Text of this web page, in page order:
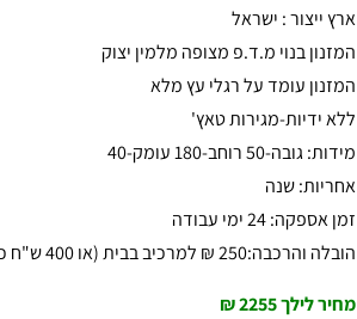
ארץ ייצור : ישראל
המזנון בנוי מ.ד.פ מצופה מלמין יצוק
המזנון עומד על רגלי עץ מלא
ללא ידיות-מגירות טאץ'
מידות: גובה-50 רוחב-180 עומק-40
אחריות: שנה
זמן אספקה: 24 ימי עבודה
הובלה והרכבה:250 ₪ למרכיב בבית (או 400 ש"ח כולל שולחן סלון)
מחיר לילך 2255 ₪